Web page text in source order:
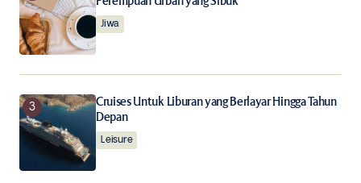
Submit Comment
Jiwa
Cruises Untuk Liburan yang Berlayar Hingga Tahun
Depan
Leisure